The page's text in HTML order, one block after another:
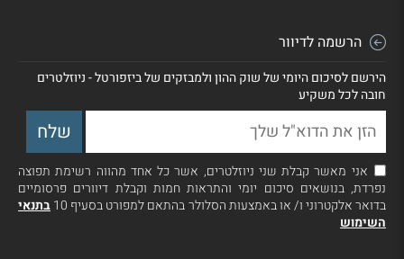
הרשמה לדיוור
הירשם לסיכום היומי של שוק ההון ולמבזקים של ביזפורטל - ניוזלטרים
חובה לכל משקיע
אני מאשר קבלת שני ניוזלטרים, אשר כל אחד מהווה רשימת תפוצה
נפרדת, בנושאים סיכום יומי והתראות חמות וקבלת דיוורים פרסומיים
בדואר אלקטרוני ו/ או באמצעות הסלולר בהתאם למפורט בסעיף 10
בתנאי
השימוש